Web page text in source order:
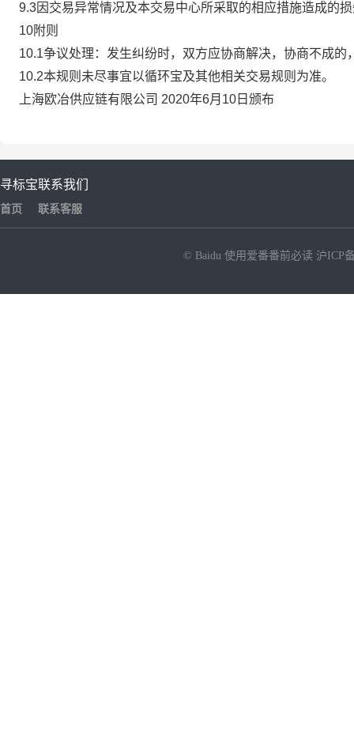
9.3因交易异常情况及本交易中心所采取的相应措施造成的
10附则
10.1争议处理：发生纠纷时，双方应协商解决，协商不成
10.2本规则未尽事宜以循环宝及其他相关交易规则为准。
上海欧冶供应链有限公司 2020年6月10日颁布
寻标宝
首页
联系我们
联系客服
© Baidu 使用爱番番前必读 沪ICP